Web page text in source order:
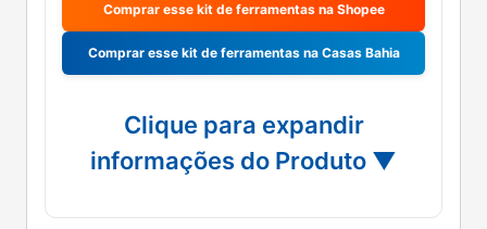
Comprar esse kit de ferramentas na Shopee
Comprar esse kit de ferramentas na Casas Bahia
Clique para expandir
informações do Produto ▼